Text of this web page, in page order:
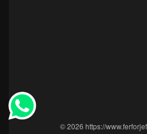
© 2026 https://